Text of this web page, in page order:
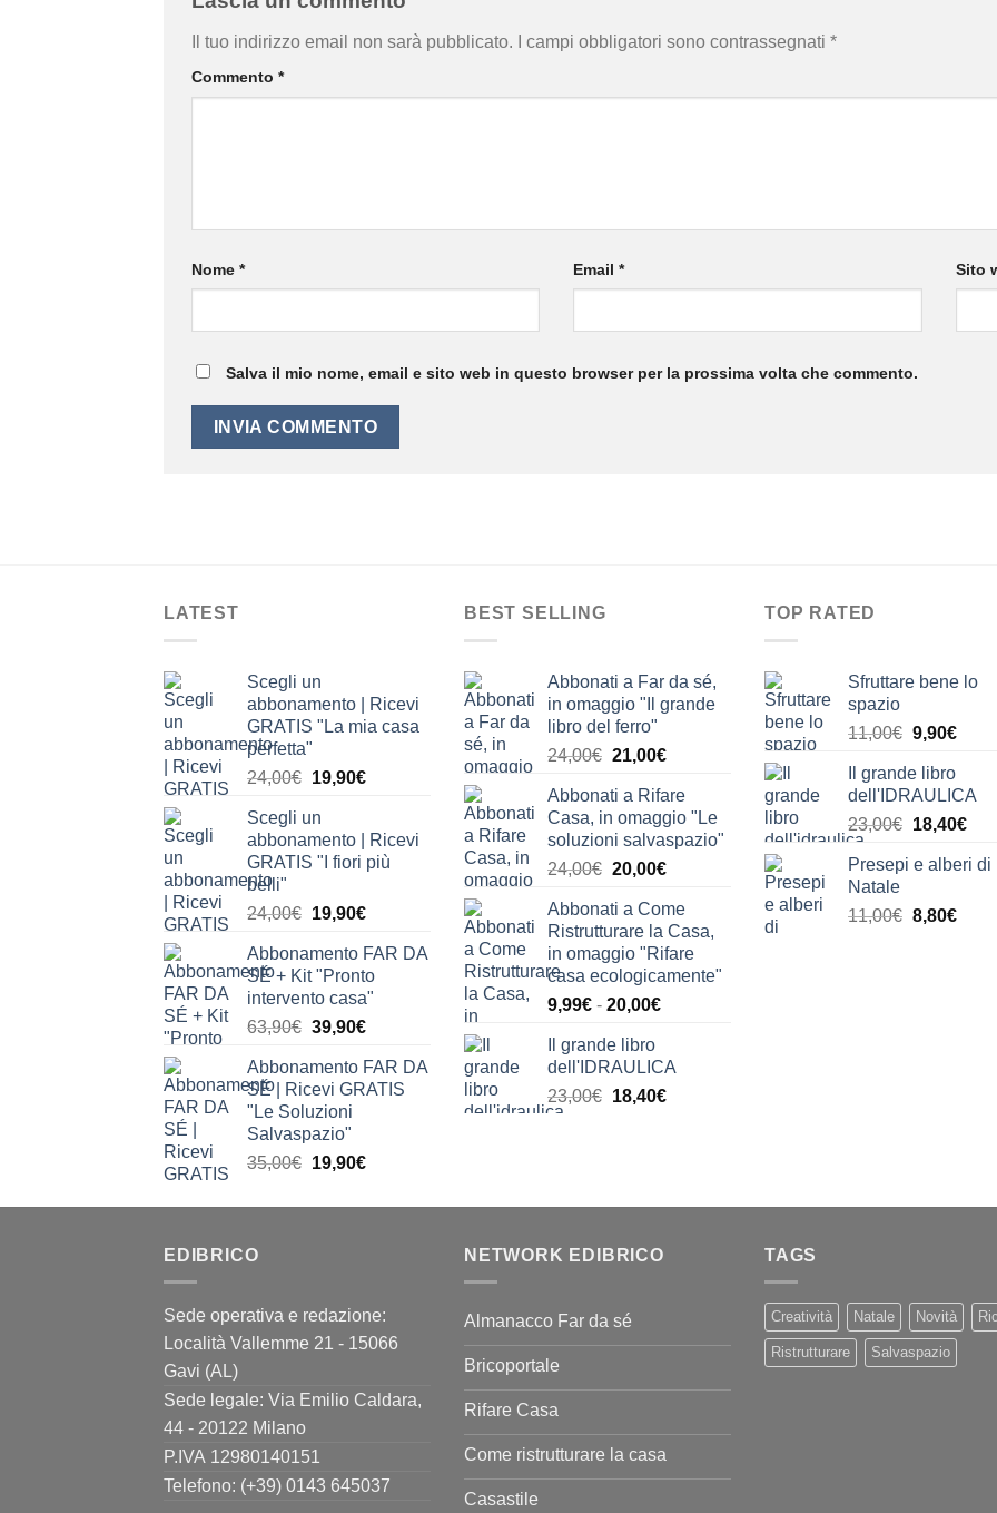
Il tuo indirizzo email non sarà pubblicato. I campi obbligatori sono contrassegnati *
Commento *
Nome * Email* Sito
Salva il mio nome, email e sito web in questo browser per la prossima volta che commento.
LATEST
Scegli un
abbonamento | Ricevi
GRATIS "La mia casa
perfetta"
24,00€ Il
originale
era:
24,00€.
19,90€Il
è:
19,90€.
Scegli un
abbonamento | Ricevi
GRATIS "I fiori più
belli"
24,00€ Il
originale
era:
24,00€.
19,90€Il
attuale
è:
19,90€.
Abbonamento FAR DA
SÉ + Kit "Pronto
intervento casa"
63,90€ Il
originale
era:
63,90€.
39,90€Il
attuale
è:
Abbonamento FAR DA
SÉ | Ricevi GRATIS
"Le Soluzioni
Salvaspazio"
35,00€ Il
originale
19,90€Il
attuale
BEST SELLING
Abbonati a Far da sé,
in omaggio "Il grande
libro del ferro"
24,00€ Il
originale
era:
24,00€.
21,00€Il
attuale
è:
21,00€.
Abbonati a Rifare
Casa, in omaggio "Le
soluzioni salvaspazio"
24,00€ Il
originale
era:
24,00€.
20,00€Il
attuale
è:
20,00€.
Abbonati a Come
Ristrutturare la Casa,
in omaggio "Rifare
casa ecologicamente"
9,99€ - 20,00€Fascia
da
9,99€
Il grande libro
dell'IDRAULICA
23,00€ Il
18,40€Il
TOP RATED
Sfruttare bene lo
spazio
11,00€ Il
originale
era:
11,00€.
9,90€Il
è:
Il grande libro
dell'IDRAULICA
23,00€ Il
originale
23,00€.
18,40€Il
Presepi e alberi di
Natale
11,00€ Il
8,80€Il
EDIBRICO
Sede operativa e redazione:
Località Vallemme 21 - 15066
Gavi (AL)
Sede legale: Via Emilio Caldara,
44 - 20122 Milano
P.IVA 12980140151
Telefono: (+39) 0143 645037
NETWORK EDIBRICO
Almanacco Far da sé
Bricoportale
Rifare Casa
Come ristrutturare la casa
Casastile
TAGS
Creatività Natale Novità
Ristrutturare Salvaspazio